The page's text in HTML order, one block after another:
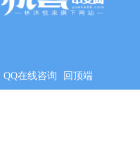
QQ在线咨询 回顶端